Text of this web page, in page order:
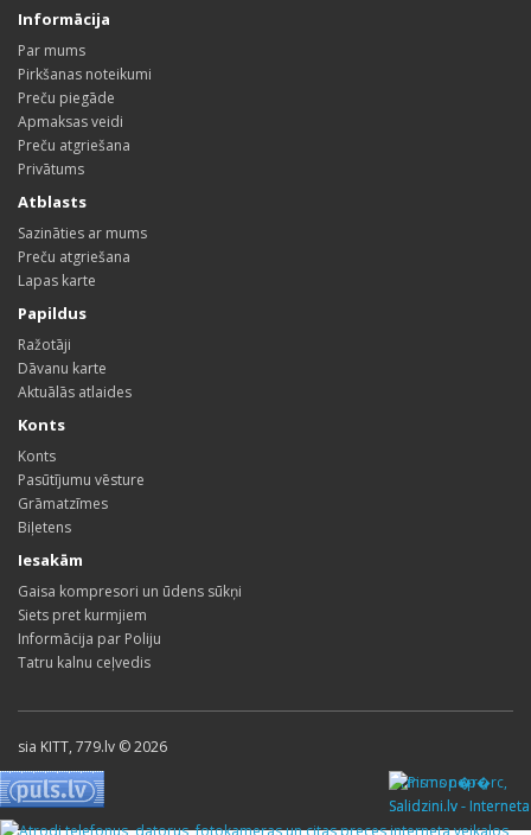
Informācija
Par mums
Pirkšanas noteikumi
Preču piegāde
Apmaksas veidi
Preču atgriešana
Privātums
Atblasts
Sazināties ar mums
Preču atgriešana
Lapas karte
Papildus
Ražotāji
Dāvanu karte
Aktuālās atlaides
Konts
Konts
Pasūtījumu vēsture
Grāmatzīmes
Biļetens
Iesakām
Gaisa kompresori un ūdens sūkņi
Siets pret kurmjiem
Informācija par Poliju
Tatru kalnu ceļvedis
sia KITT, 779.lv © 2026
Pirms nop�rc,
Salidzini.lv - Interneta
veikali, Kuponi, OCTA